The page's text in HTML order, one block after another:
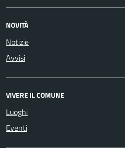
NOVITÀ
Notizie
Avvisi
VIVERE IL COMUNE
Luoghi
Eventi